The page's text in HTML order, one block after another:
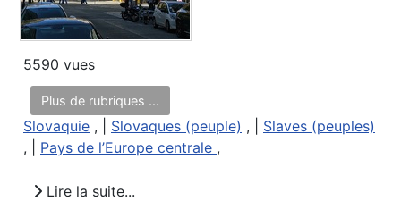
5590 vues
Plus de rubriques ...
Slovaquie , | Slovaques (peuple) , | Slaves (peuples)
, | Pays de l’Europe centrale ,
Lire la suite...